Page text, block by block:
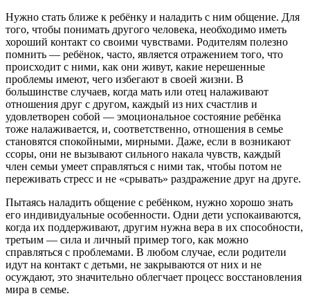
Нужно стать ближе к ребёнку и наладить с ним общение. Для
того, чтобы понимать другого человека, необходимо иметь
хороший контакт со своими чувствами. Родителям полезно
помнить — ребёнок, часто, является отражением того, что
происходит с ними, как они живут, какие нерешенные
проблемы имеют, чего избегают в своей жизни. В
большинстве случаев, когда мать или отец налаживают
отношения друг с другом, каждый из них счастлив и
удовлетворен собой — эмоциональное состояние ребёнка
тоже налаживается, и, соответственно, отношения в семье
становятся спокойными, мирными. Даже, если в возникают
ссоры, они не вызывают сильного накала чувств, каждый
член семьи умеет справляться с ними так, чтобы потом не
переживать стресс и не «срывать» раздражение друг на друге.
Пытаясь наладить общение с ребёнком, нужно хорошо знать
его индивидуальные особенности. Одни дети успокаиваются,
когда их поддерживают, другим нужна вера в их способности,
третьим — сила и личный пример того, как можно
справляться с проблемами. В любом случае, если родители
идут на контакт с детьми, не закрываются от них и не
осуждают, это значительно облегчает процесс восстановления
мира в семье.